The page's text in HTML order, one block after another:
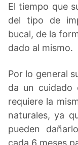
El tiempo que
del tipo de
bucal, de la
dado al mismo.
Por lo general
da un cuidado
requiere la
naturales, ya
pueden
cada 6 meses